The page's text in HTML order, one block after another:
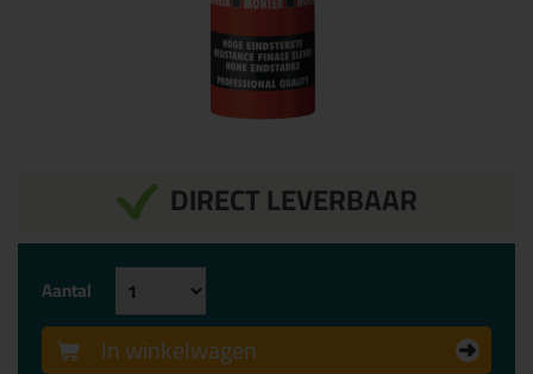
DIRECT LEVERBAAR
Aantal
In winkelwagen